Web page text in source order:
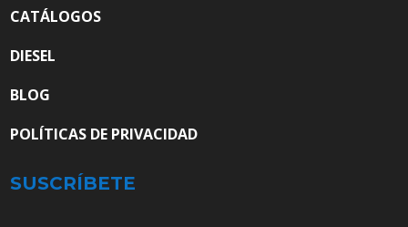
CATÁLOGOS
DIESEL
BLOG
POLÍTICAS DE PRIVACIDAD
SUSCRÍBETE